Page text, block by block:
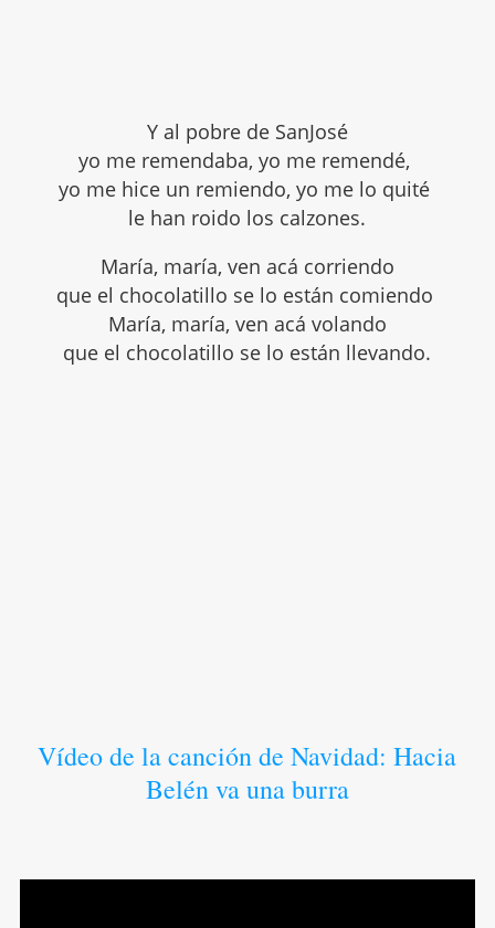
Y al pobre de SanJosé
yo me remendaba, yo me remendé,
yo me hice un remiendo, yo me lo quité
le han roido los calzones.
María, maría, ven acá corriendo
que el chocolatillo se lo están comiendo
María, maría, ven acá volando
que el chocolatillo se lo están llevando.
Vídeo de la canción de Navidad: Hacia
Belén va una burra